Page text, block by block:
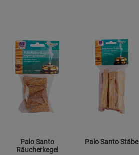
Palo Santo
Räucherkegel
Palo Santo Stäbe